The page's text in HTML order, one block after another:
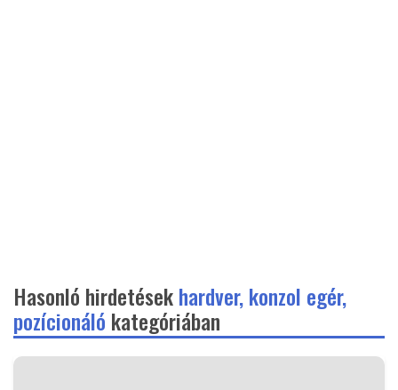
Hasonló hirdetésekhardver, konzol egér,
pozícionáló kategóriában